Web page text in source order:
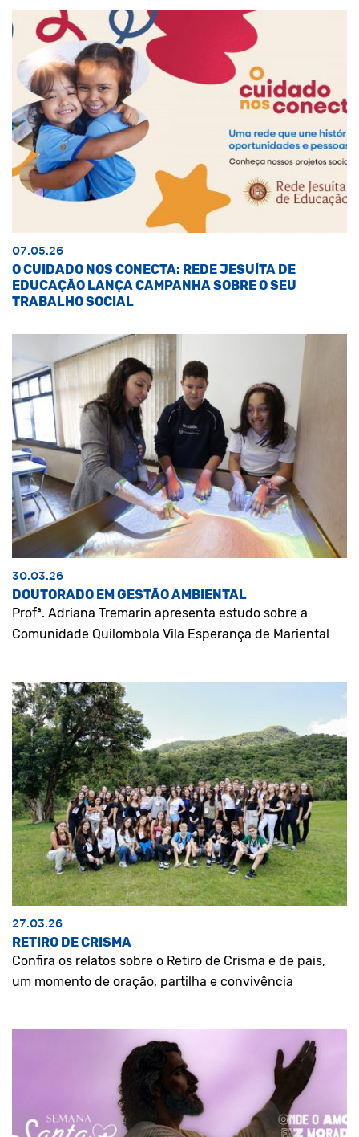
07.05.26
O CUIDADO NOS CONECTA: REDE JESUÍTA DE
EDUCAÇÃO LANÇA CAMPANHA SOBRE O SEU
TRABALHO SOCIAL
30.03.26
DOUTORADO EM GESTÃO AMBIENTAL
Profª. Adriana Tremarin apresenta estudo sobre a
Comunidade Quilombola Vila Esperança de Mariental
27.03.26
RETIRO DE CRISMA
Confira os relatos sobre o Retiro de Crisma e de pais,
um momento de oração, partilha e convivência